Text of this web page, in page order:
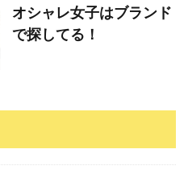
オシャレ女子はブランド
で探してる！